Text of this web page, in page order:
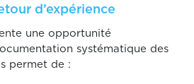
d’expérience
une opportunité
systématique des
permet de :